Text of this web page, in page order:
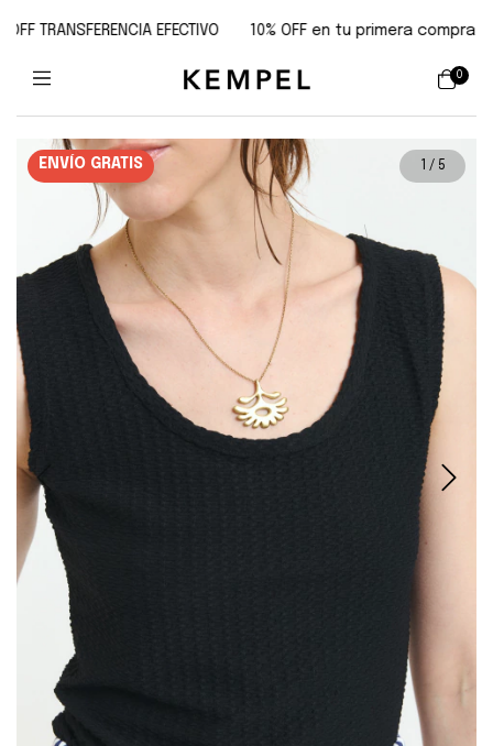
EFECTIVO 10% OFF en tu primera compra |
0
ENVÍO GRATIS / 5